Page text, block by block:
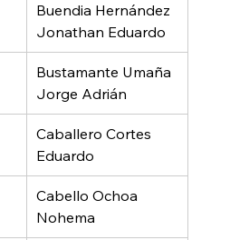
Buendia Hernández
Jonathan Eduardo
Bustamante Umaña
Jorge Adrián
Caballero Cortes
Eduardo
Cabello Ochoa
Nohema